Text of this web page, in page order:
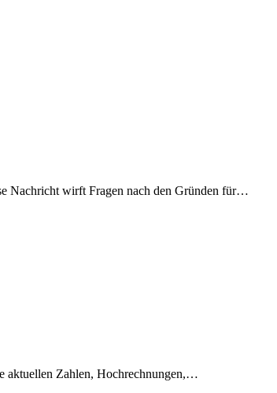
Nachricht wirft Fragen nach den Gründen für…
aktuellen Zahlen, Hochrechnungen,…